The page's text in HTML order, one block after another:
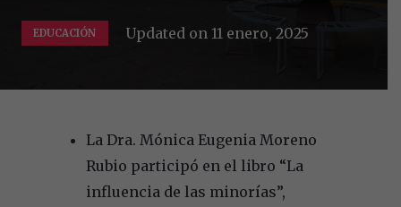
EDUCACIÓN Updated on 11 enero, 2025
La Dra. Mónica Eugenia Moreno
Rubio participó en el libro “La
influencia de las minorías”,